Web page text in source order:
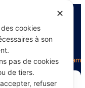
TwitterInstagram
✕
cookies
à son
pas de cookies
de tiers.
refuser